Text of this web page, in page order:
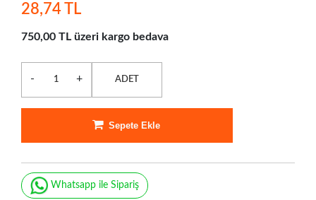
28,74 TL
750,00 TL üzeri kargo bedava
- + ADET
Sepete Ekle
Whatsapp ile Sipariş